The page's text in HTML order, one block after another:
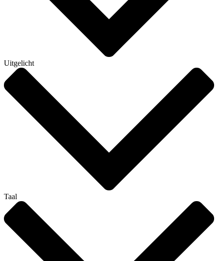
Uitgelicht
Taal